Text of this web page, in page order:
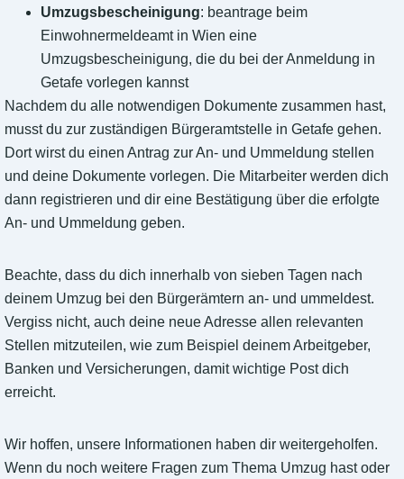
Umzugsbescheinigung: beantrage beim
Einwohnermeldeamt in Wien eine
Umzugsbescheinigung, die du bei der Anmeldung in
Getafe vorlegen kannst
Nachdem du alle notwendigen Dokumente zusammen hast,
musst du zur zuständigen Bürgeramtstelle in Getafe gehen.
Dort wirst du einen Antrag zur An- und Ummeldung stellen
und deine Dokumente vorlegen. Die Mitarbeiter werden dich
dann registrieren und dir eine Bestätigung über die erfolgte
An- und Ummeldung geben.
Beachte, dass du dich innerhalb von sieben Tagen nach
deinem Umzug bei den Bürgerämtern an- und ummeldest.
Vergiss nicht, auch deine neue Adresse allen relevanten
Stellen mitzuteilen, wie zum Beispiel deinem Arbeitgeber,
Banken und Versicherungen, damit wichtige Post dich
erreicht.
Wir hoffen, unsere Informationen haben dir weitergeholfen.
Wenn du noch weitere Fragen zum Thema Umzug hast oder